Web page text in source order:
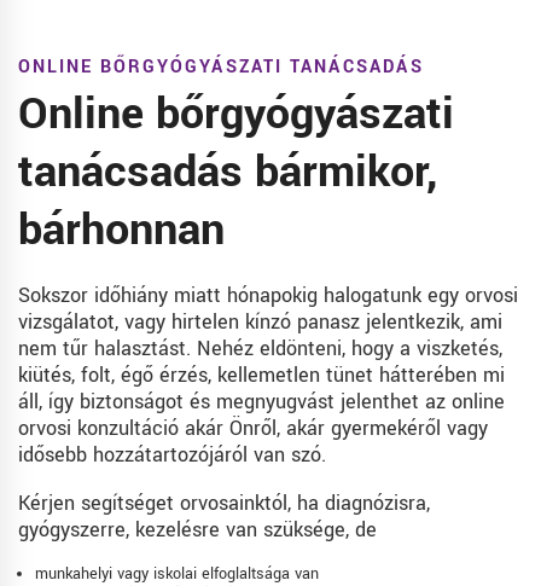
ONLINE BŐRGYÓGYÁSZATI TANÁCSADÁS
Online bőrgyógyászati
tanácsadás bármikor,
bárhonnan
Sokszor időhiány miatt hónapokig halogatunk egy orvosi
vizsgálatot, vagy hirtelen kínzó panasz jelentkezik, ami
nem tűr halasztást. Nehéz eldönteni, hogy a viszketés,
kiütés, folt, égő érzés, kellemetlen tünet hátterében mi
áll, így biztonságot és megnyugvást jelenthet az online
orvosi konzultáció akár Önről, akár gyermekéről vagy
idősebb hozzátartozójáról van szó.
Kérjen segítséget orvosainktól, ha diagnózisra,
gyógyszerre, kezelésre van szüksége, de
munkahelyi vagy iskolai elfoglaltsága van